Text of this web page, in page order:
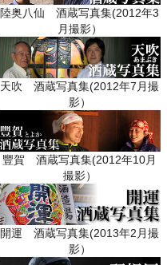
陸奥八仙 酒蔵写真集(2012年3
月撮影）
天吹 酒蔵写真集(2012年7月撮
影）
豐賀 酒蔵写真集(2012年10月
撮影）
開運 酒蔵写真集(2013年2月撮
影）